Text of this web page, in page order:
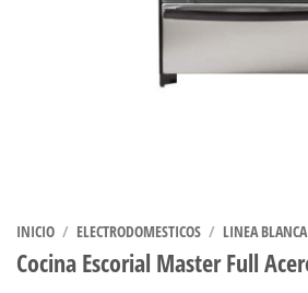
INICIO / ELECTRODOMESTICOS / LINEA BLANCA
Cocina Escorial Master Full